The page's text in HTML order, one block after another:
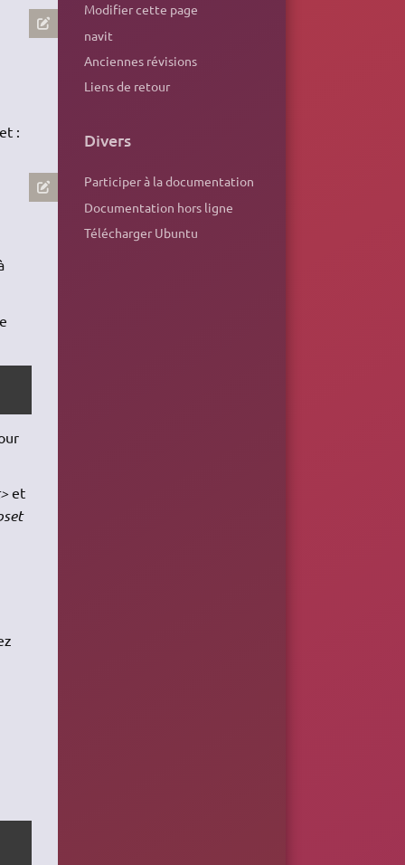
:
et
Modifier cette page
navit
Anciennes révisions
Liens de retour
Divers
Participer à la documentation
Documentation hors ligne
Télécharger Ubuntu